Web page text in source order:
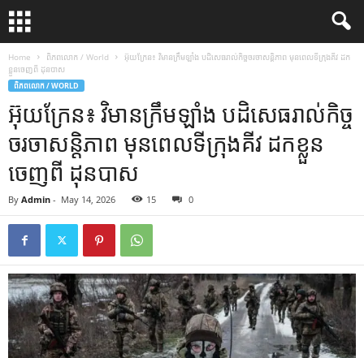
Home ពិភពលោក / World
អ៊ុយក្រែន៖ វិមានក្រឹមឡាំង បដិសេធរាល់កិច្ចចរចាសន្តិភាព មុនពេលទីក្រុងគីវ ដក
ខ្លួនចេញពី ដុនបាស
ពិភពលោក / WORLD
អ៊ុយក្រែន៖ វិមានក្រឹមឡាំង បដិសេធរាល់កិច្ច
ចរចាសន្តិភាព មុនពេលទីក្រុងគីវ ដកខ្លួន
ចេញពី ដុនបាស
By Admin - May 14, 2026 15 0